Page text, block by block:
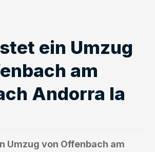
ein Umzug
am
Andorra la
Umzug von Offenbach am